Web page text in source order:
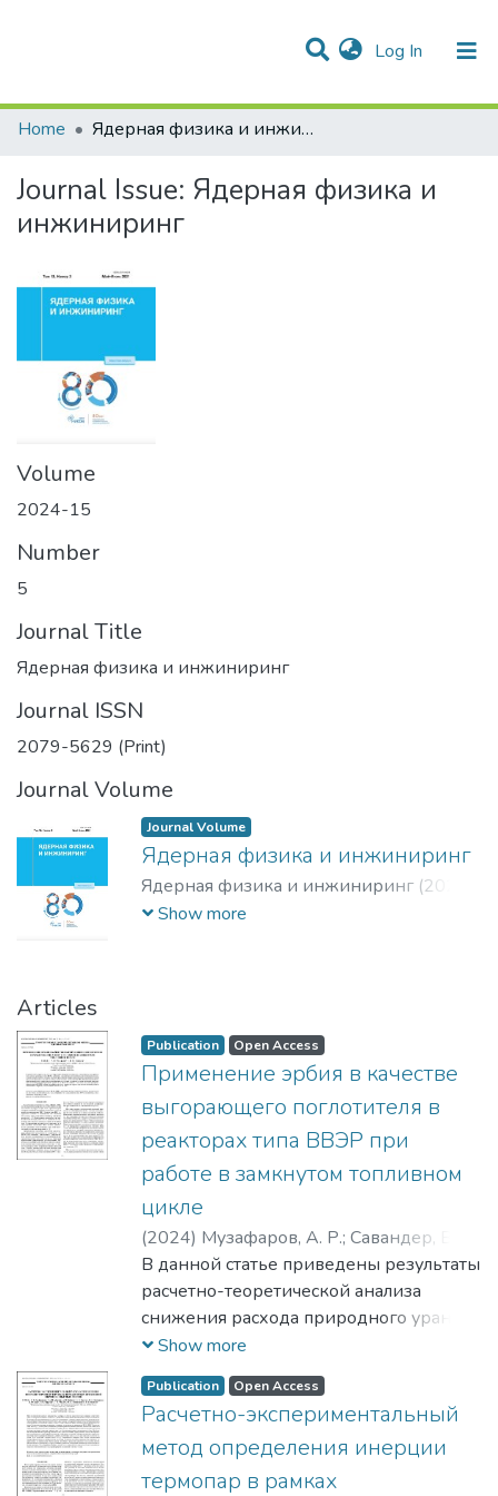
Log In (current)
Communities & Collections
Statistics
All of DSpace
Home
Ядерная физика и инжиниринг
Journal Issue: Ядерная физика и
инжиниринг
Volume
2024-15
Number
5
Journal Title
Ядерная физика и инжиниринг
Journal ISSN
2079-5629 (Print)
Journal Volume
Journal Volume
Ядерная физика и инжиниринг
Ядерная физика и инжиниринг (2024-
15)
Show more
Articles
Publication Open Access
Применение эрбия в качестве
выгорающего поглотителя в
реакторах типа ВВЭР при
работе в замкнутом топливном
цикле
(2024) Музафаров, А. Р.; Савандер, В. И.
Савандер, Владимир Игоревич
В данной статье приведены результаты
расчетно-теоретической анализа
снижения расхода природного урана в
реакторах типа ВВЭР с эрбиевым
выгорающим поглотителем при
повторном использовании
отработавшего топлива. Расчеты
проводились на упрощенной модели
выгорания топлива в реакторе при
Show more
Publication Open Access
Расчетно-экспериментальный
метод определения инерции
термопар в рамках